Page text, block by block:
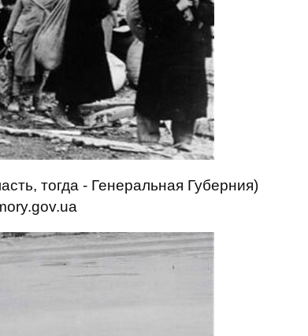
тогда ‑ Генеральная Губерния)